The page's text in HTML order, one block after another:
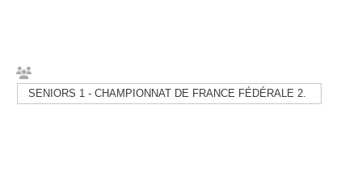
SENIORS 1 - CHAMPIONNAT DE FRANCE FÉDÉRALE 2.